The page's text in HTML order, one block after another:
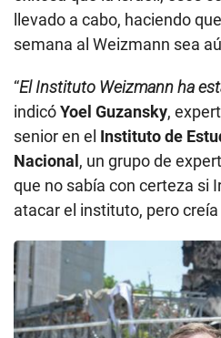
llevado a cabo, haciendo
semana al Weizmann sea
“El Instituto Weizmann ha
indicóYoel Guzansky,
senior en el Instituto de
Nacional, un grupo de
que no sabía con certeza si
atacar el instituto, pero creía